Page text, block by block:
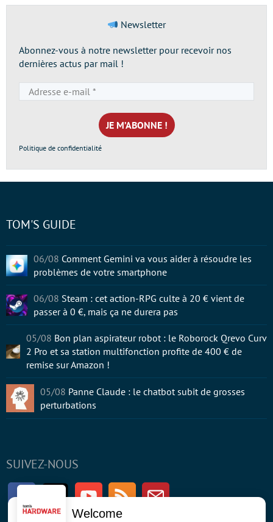
Newsletter
Abonnez-vous à notre newsletter pour recevoir nos
dernières actus par mail !
e-
mail
*
Politique de confidentialité
SUIVEZ-NOUS
FacebookTwitter Youtube RSS Newsletter
TOM'S GUIDE
06/08 Comment Gemini va vous aider à résoudre les
problèmes de votre smartphone
06/08 Steam : cet action-RPG culte à 20 € vient de
passer à 0 €, mais ça ne durera pas
05/08 Bon plan aspirateur robot : le Roborock Qrevo Curv
2 Pro et sa station multifonction profite de 400 € de
remise sur Amazon !
05/08 Panne Claude : le chatbot subit de grosses
perturbations
Welcome